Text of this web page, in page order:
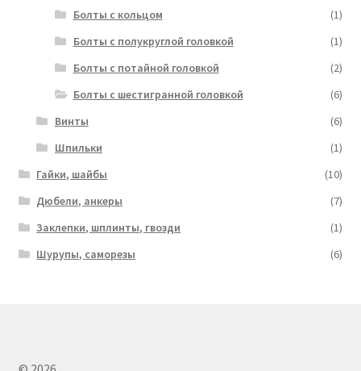
Болты с кольцом
(1)
Болты с полукруглой головкой
(1)
Болты с потайной головкой
(2)
Болты с шестигранной головкой
(6)
Винты
(6)
Шпильки
(1)
Гайки, шайбы
(10)
Дюбели, анкеры
(7)
Заклепки, шплинты, гвозди
(1)
Шурупы, саморезы
(6)